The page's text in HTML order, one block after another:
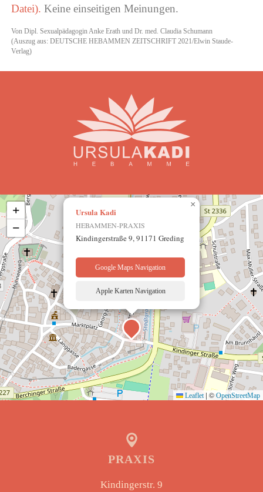
Datei). Keine einseitigen Meinungen.
Von Dipl. Sexualpädagogin Anke Erath und Dr. med. Claudia Schumann
(Auszug aus: DEUTSCHE HEBAMMEN ZEITSCHRIFT 2021/Elwin Staude-
Verlag)
Ursula Kadi
HEBAMMEN-PRAXIS
Kindingerstraße 9, 91171 Greding
Google Maps Navigation
Apple Karten Navigation
×
+
−
Leaflet | © OpenStreetMap
PRAXIS
Kindingerstr. 9